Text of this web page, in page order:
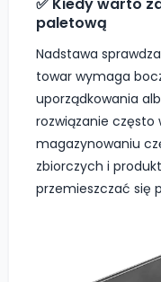
paletową
Nadstawa
towar wymaga
uporządkowania
rozwiązanie często
magazynowaniu
zbiorczych i
przemieszczać się